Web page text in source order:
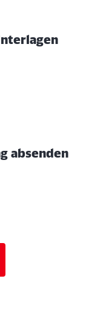
absenden